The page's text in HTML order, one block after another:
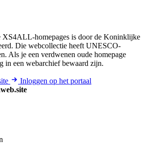
XS4ALL-homepages is door de Koninklijke
Die webcollectie heeft UNESCO-
Als je een verdwenen oude homepage
in een webarchief bewaard zijn.
Inloggen op het portaal